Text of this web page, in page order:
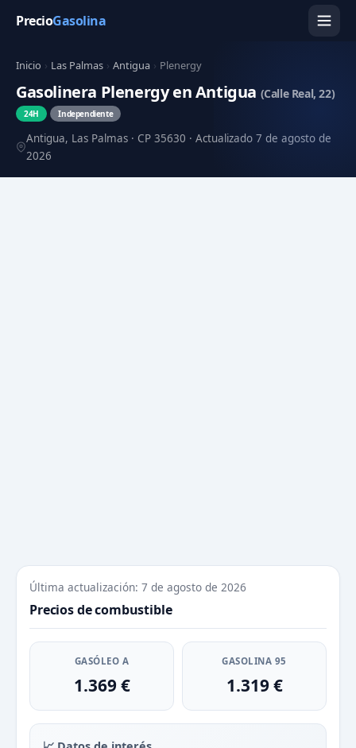
PrecioGasolina
Inicio › Las Palmas › Antigua › Plenergy
Gasolinera Plenergy en Antigua (Calle Real, 22)
24H Independiente
Antigua, Las Palmas · CP 35630 · Actualizado 7 de agosto de
2026
Última actualización: 7 de agosto de 2026
Precios de combustible
GASÓLEO A
1.369 €
GASOLINA 95
1.319 €